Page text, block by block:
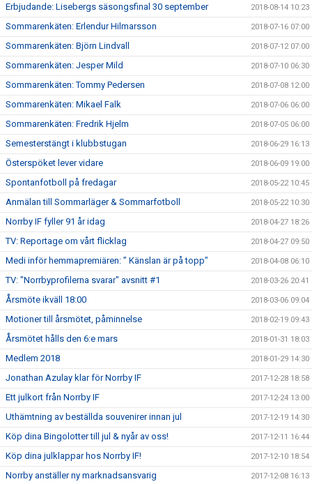
Erbjudande: Lisebergs säsongsfinal 30 september 2018-08-14 10:23
Sommarenkäten: Erlendur Hilmarsson 2018-07-16 07:00
Sommarenkäten: Björn Lindvall 2018-07-12 07:00
Sommarenkäten: Jesper Mild 2018-07-10 06:30
Sommarenkäten: Tommy Pedersen 2018-07-08 12:00
Sommarenkäten: Mikael Falk 2018-07-06 06:00
Sommarenkäten: Fredrik Hjelm 2018-07-05 06:00
Semesterstängt i klubbstugan 2018-06-29 16:13
Österspöket lever vidare 2018-06-09 19:00
Spontanfotboll på fredagar 2018-05-22 10:45
Anmälan till Sommarläger & Sommarfotboll 2018-05-22 10:30
Norrby IF fyller 91 år idag 2018-04-27 18:26
TV: Reportage om vårt flicklag 2018-04-27 09:50
Medi inför hemmapremiären: ” Känslan är på topp” 2018-04-08 06:10
TV: "Norrbyprofilerna svarar" avsnitt #1 2018-03-26 20:41
Årsmöte ikväll 18:00 2018-03-06 09:04
Motioner till årsmötet, påminnelse 2018-02-19 09:43
Årsmötet hålls den 6:e mars 2018-01-31 18:03
Medlem 2018 2018-01-29 14:30
Jonathan Azulay klar för Norrby IF 2017-12-28 18:58
Ett julkort från Norrby IF 2017-12-24 13:00
Uthämtning av beställda souvenirer innan jul 2017-12-19 14:30
Köp dina Bingolotter till jul & nyår av oss! 2017-12-11 16:44
Köp dina julklappar hos Norrby IF! 2017-12-10 18:54
Norrby anställer ny marknadsansvarig 2017-12-08 16:13